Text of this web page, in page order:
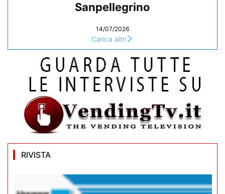
Sanpellegrino
14/07/2026
Carica altri
RIVISTA